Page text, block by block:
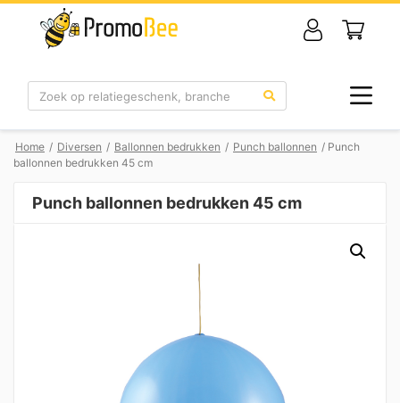
Zoek
Home / Diversen / Ballonnen bedrukken / Punch ballonnen / Punch
ballonnen bedrukken 45 cm
Punch ballonnen bedrukken 45 cm